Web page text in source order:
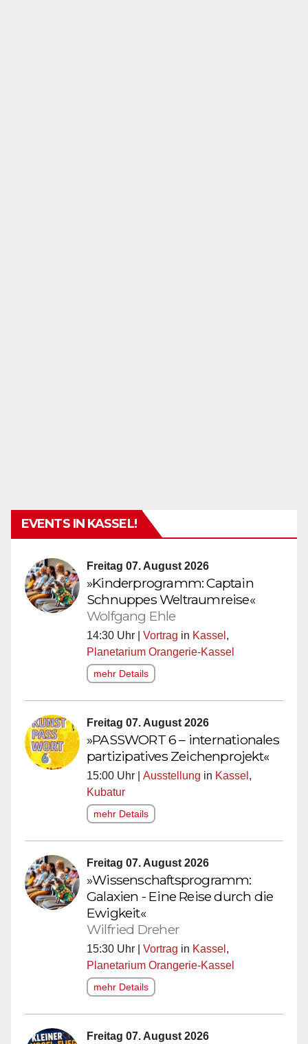
EVENTS IN KASSEL!
Freitag 07. August 2026
»Kinderprogramm: Captain
Schnuppes Weltraumreise«
Wolfgang Ehle
14:30 Uhr | Vortrag in Kassel ,
Planetarium Orangerie-Kassel
mehr Details
Freitag 07. August 2026
»PASSWORT 6 – internationales
partizipatives Zeichenprojekt«
15:00 Uhr | Ausstellung in Kassel ,
Kubatur
mehr Details
Freitag 07. August 2026
»Wissenschaftsprogramm:
Galaxien - Eine Reise durch die
Ewigkeit«
Wilfried Dreher
15:30 Uhr | Vortrag in Kassel ,
Planetarium Orangerie-Kassel
mehr Details
Freitag 07. August 2026